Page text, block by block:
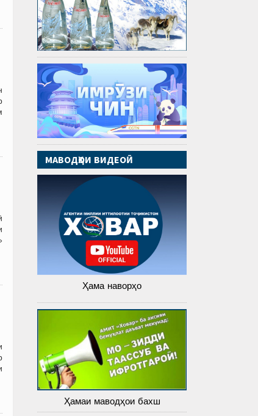
МАВОДҲОИ ВИДЕОӢ
Ҳама наворҳо
Ҳамаи маводҳои бахш